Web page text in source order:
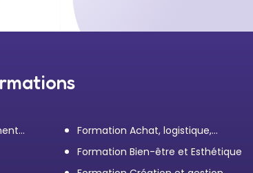
Formation Achat, logistique,
transport
Formation Bien-être et Esthétique